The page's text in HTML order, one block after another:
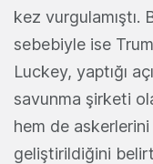
kez vurgulamıştı.
sebebiyle ise
Luckey, yaptığı
savunma şirketi
hem de
geliştirildiğini